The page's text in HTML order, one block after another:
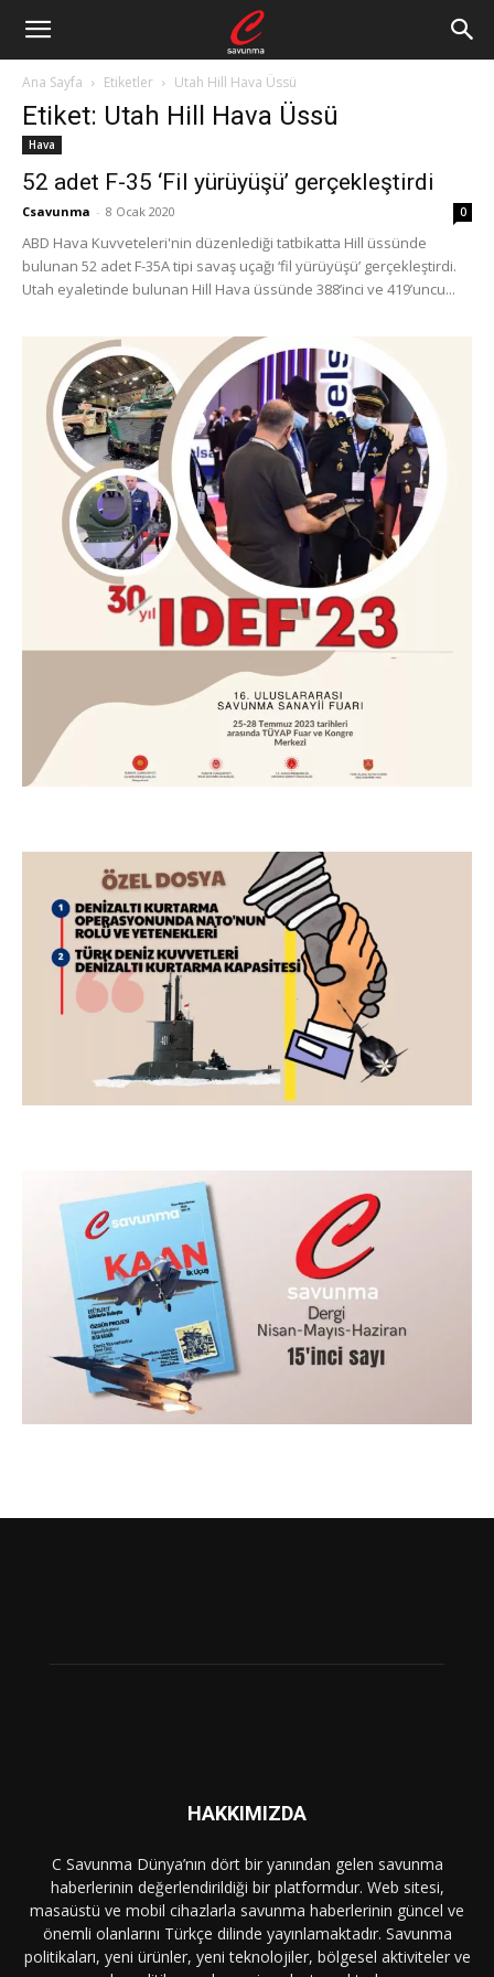
Ana Sayfa Etiketler Utah Hill Hava Üssü
Etiket: Utah Hill Hava Üssü
Hava
52 adet F-35 ‘Fil yürüyüşü’ gerçekleştirdi
Csavunma - 8 Ocak 2020 0
ABD Hava Kuvveteleri'nin düzenlediği tatbikatta Hill üssünde
bulunan 52 adet F-35A tipi savaş uçağı ‘fil yürüyüşü’ gerçekleştirdi.
Utah eyaletinde bulunan Hill Hava üssünde 388’inci ve 419’uncu...
HAKKIMIZDA
C Savunma Dünya’nın dört bir yanından gelen savunma
haberlerinin değerlendirildiği bir platformdur. Web sitesi,
masaüstü ve mobil cihazlarla savunma haberlerinin güncel ve
önemli olanlarını Türkçe dilinde yayınlamaktadır. Savunma
politikaları, yeni ürünler, yeni teknolojiler, bölgesel aktiviteler ve